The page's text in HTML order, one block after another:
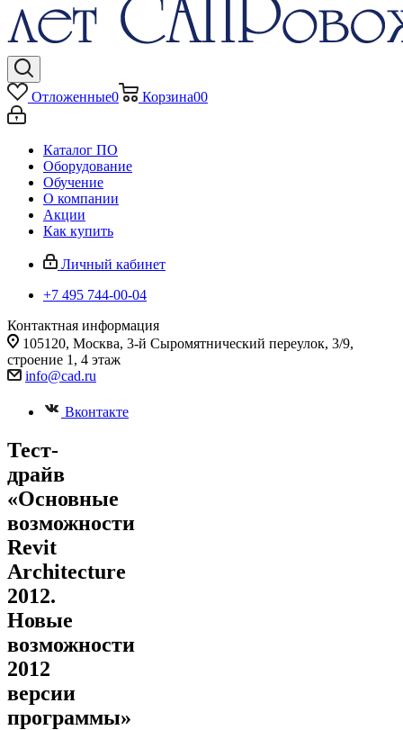
Отложенные0 Корзина00
Каталог ПО
Оборудование
Обучение
О компании
Акции
Как купить
Личный кабинет
+7 495 744-00-04
Контактная информация
105120, Москва, 3-й Сыромятнический переулок, 3/9,
строение 1, 4 этаж
info@cad.ru
Вконтакте
Тест-
драйв
«Основные
возможности
Revit
Architecture
2012.
Новые
возможности
2012
версии
программы»